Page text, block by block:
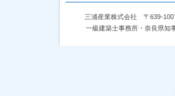
三浦産業株式会社 〒639-
一級建築士事務所・奈良県知